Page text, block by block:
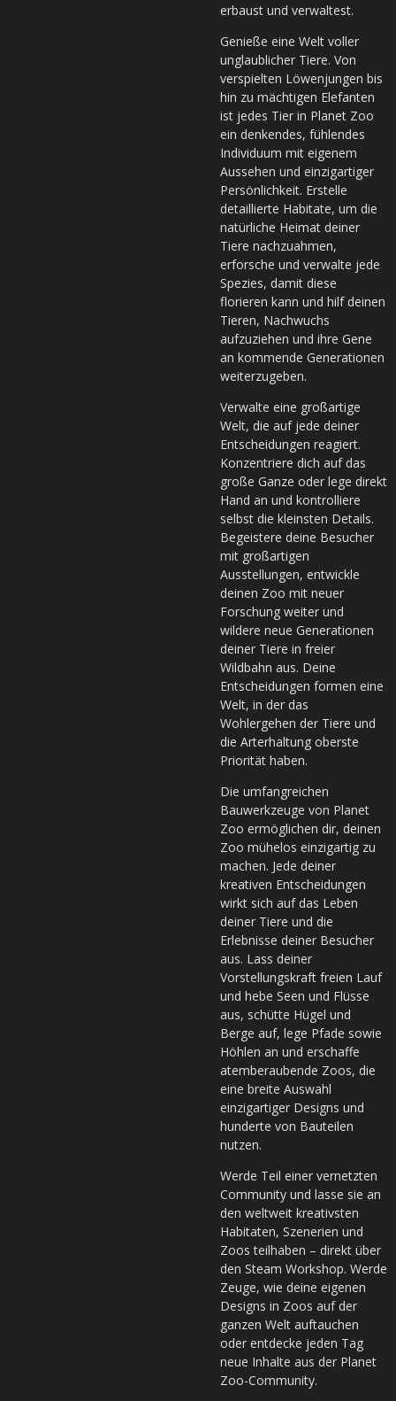
erbaust und verwaltest.
Genieße eine Welt voller
unglaublicher Tiere. Von
verspielten Löwenjungen bis
hin zu mächtigen Elefanten
ist jedes Tier in Planet Zoo
ein denkendes, fühlendes
Individuum mit eigenem
Aussehen und einzigartiger
Persönlichkeit. Erstelle
detaillierte Habitate, um die
natürliche Heimat deiner
Tiere nachzuahmen,
erforsche und verwalte jede
Spezies, damit diese
florieren kann und hilf deinen
Tieren, Nachwuchs
aufzuziehen und ihre Gene
an kommende Generationen
weiterzugeben.
Verwalte eine großartige
Welt, die auf jede deiner
Entscheidungen reagiert.
Konzentriere dich auf das
große Ganze oder lege direkt
Hand an und kontrolliere
selbst die kleinsten Details.
Begeistere deine Besucher
mit großartigen
Ausstellungen, entwickle
deinen Zoo mit neuer
Forschung weiter und
wildere neue Generationen
deiner Tiere in freier
Wildbahn aus. Deine
Entscheidungen formen eine
Welt, in der das
Wohlergehen der Tiere und
die Arterhaltung oberste
Priorität haben.
Die umfangreichen
Bauwerkzeuge von Planet
Zoo ermöglichen dir, deinen
Zoo mühelos einzigartig zu
machen. Jede deiner
kreativen Entscheidungen
wirkt sich auf das Leben
deiner Tiere und die
Erlebnisse deiner Besucher
aus. Lass deiner
Vorstellungskraft freien Lauf
und hebe Seen und Flüsse
aus, schütte Hügel und
Berge auf, lege Pfade sowie
Höhlen an und erschaffe
atemberaubende Zoos, die
eine breite Auswahl
einzigartiger Designs und
hunderte von Bauteilen
nutzen.
Werde Teil einer vernetzten
Community und lasse sie an
den weltweit kreativsten
Habitaten, Szenerien und
Zoos teilhaben – direkt über
den Steam Workshop. Werde
Zeuge, wie deine eigenen
Designs in Zoos auf der
ganzen Welt auftauchen
oder entdecke jeden Tag
neue Inhalte aus der Planet
Zoo-Community.